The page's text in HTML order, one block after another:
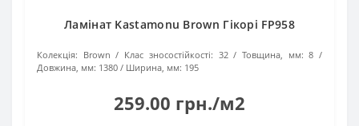
Ламінат Kastamonu Brown Гікорі FP958
Колекція: Brown Клас зносостійкості: 32 Товщина, мм: 8
Довжина, мм: 1380 Ширина, мм: 195
259.00 грн./м2